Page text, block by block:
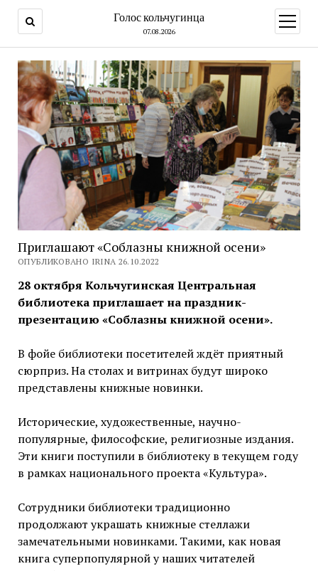
Голос кольчугинца
07.08.2026
меню
Приглашают «Соблазны книжной осени»
ОПУБЛИКОВАНО IRINA 26.10.2022
28 октября Кольчугинская Центральная
библиотека приглашает на праздник-
презентацию «Соблазны книжной осени».
В фойе библиотеки посетителей ждёт приятный
сюрприз. На столах и витринах будут широко
представлены книжные новинки.
Исторические, художественные, научно-
популярные, философские, религиозные издания.
Эти книги поступили в библиотеку в текущем году
в рамках национального проекта «Культура».
Сотрудники библиотеки традиционно
продолжают украшать книжные стеллажи
замечательными новинками. Такими, как новая
книга суперпопулярной у наших читателей